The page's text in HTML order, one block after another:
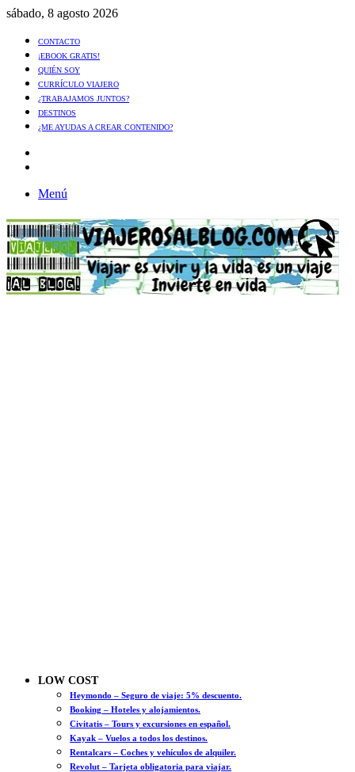
sábado, 8 agosto 2026
CONTACTO
¡EBOOK GRATIS!
QUIÉN SOY
CURRÍCULO VIAJERO
¿TRABAJAMOS JUNTOS?
DESTINOS
¿ME AYUDAS A CREAR CONTENIDO?
Menú
LOW COST
Heymondo – Seguro de viaje: 5% descuento.
Booking – Hoteles y alojamientos.
Civitatis – Tours y excursiones en español.
Kayak – Vuelos a todos los destinos.
Rentalcars – Coches y vehículos de alquiler.
Revolut – Tarjeta obligatoria para viajar.